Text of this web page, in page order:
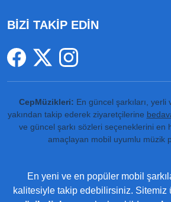
BİZİ TAKİP EDİN
CepMüzikleri: En güncel şarkıları, yerli
yakından takip ederek ziyaretçilerine
ve güncel şarkı sözleri seçeneklerini en
amaçlayan mobil uyumlu müzik
En yeni ve en popüler mobil
kalitesiyle takip edebilirsiniz. Sitemiz